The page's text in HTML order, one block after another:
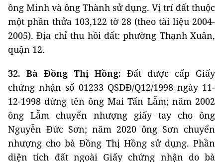
ông Minh và ông Thành sử dụng. Vị trí đất thuộc
một phần thửa 103,122 tờ 28 (theo tài liệu 2004-
2005). Địa chỉ thu hồi đất: phường Thạnh Xuân,
quận 12.
32. Bà Đồng Thị Hồng: Đất được cấp Giấy
chứng nhận số 01233 QSDĐ/Q12/1998 ngày 11-
12-1998 đứng tên ông Mai Tấn Lẫm; năm 2002
ông Lẫm chuyển nhượng giấy tay cho ông
Nguyễn Đức Sơn; năm 2020 ông Sơn chuyển
nhượng cho bà Đồng Thị Hồng sử dụng. Phần
diện tích đất ngoài Giấy chứng nhận do bà